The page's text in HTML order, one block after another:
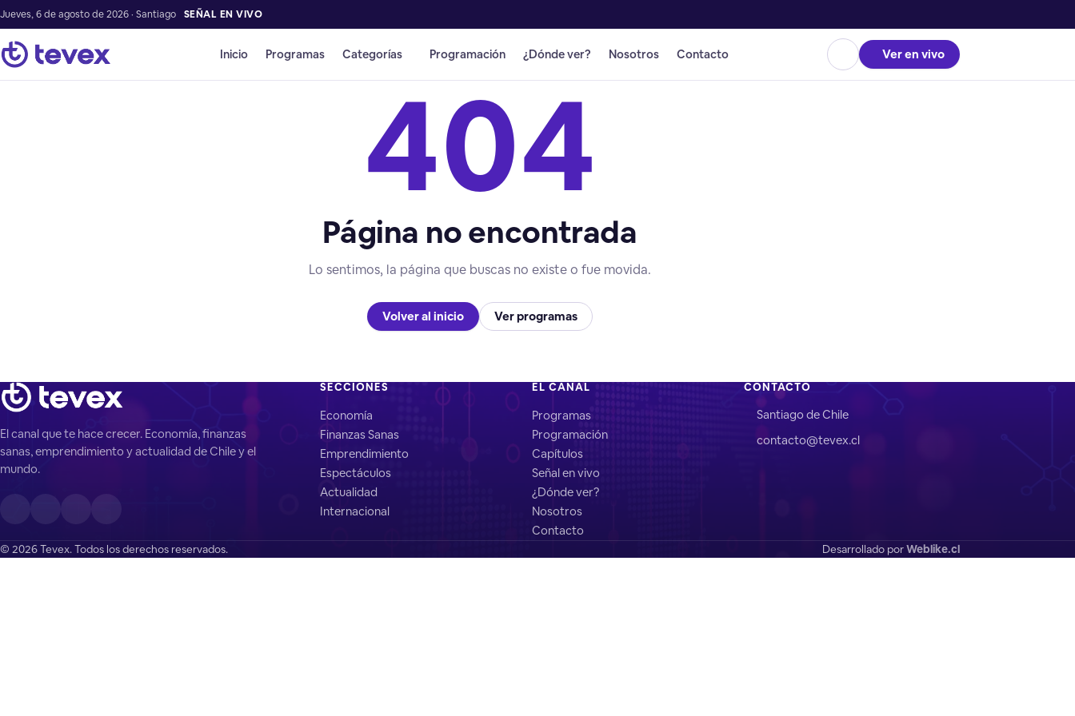
Jueves, 6 de agosto de 2026 · Santiago SEÑAL EN VIVO
Inicio Programas Categorías Programación ¿Dónde ver? Nosotros Contacto Ver en vivo
404
Página no encontrada
Lo sentimos, la página que buscas no existe o fue movida.
Volver al inicio Ver programas
El canal que te hace crecer. Economía, finanzas
sanas, emprendimiento y actualidad de Chile y el
mundo.
SECCIONES
Economía
Finanzas Sanas
Emprendimiento
Espectáculos
Actualidad
Internacional
EL CANAL
Programas
Programación
Capítulos
Señal en vivo
¿Dónde ver?
Nosotros
Contacto
CONTACTO
Santiago de Chile
contacto@tevex.cl
© 2026 Tevex. Todos los derechos reservados. Desarrollado porWeblike.cl